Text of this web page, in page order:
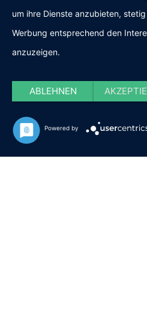
um ihre Dienste anzubieten,
Werbung entsprechend den
anzuzeigen.
ABLEHNEN
Powered by